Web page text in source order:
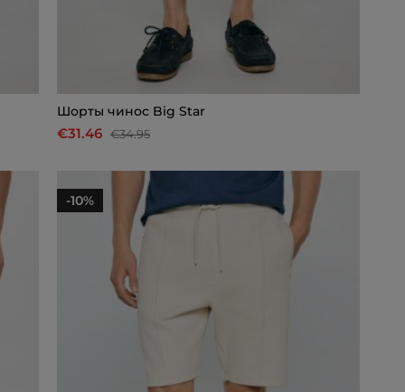
Шорты чинос Big Star
€31.46 €34.95
-10%